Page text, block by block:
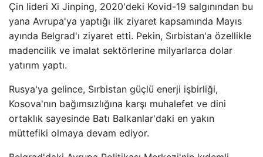
Çin lideri Xi Jinping, 2020'deki Kovid-19 salgınından bu
yana Avrupa'ya yaptığı ilk ziyaret kapsamında Mayıs
ayında Belgrad'ı ziyaret etti. Pekin, Sırbistan'a özellikle
madencilik ve imalat sektörlerine milyarlarca dolar
yatırım yaptı.
Rusya'ya gelince, Sırbistan güçlü enerji işbirliği,
Kosova'nın bağımsızlığına karşı muhalefet ve dini
ortaklık sayesinde Batı Balkanlar'daki en yakın
müttefiki olmaya devam ediyor.